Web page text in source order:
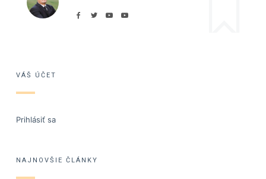
VÁŠ ÚČET
Prihlásiť sa
NAJNOVŠIE ČLÁNKY